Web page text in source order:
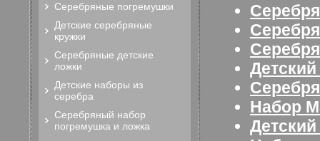
Набор
Серебряные погремушки
Детские серебряные
кружки
Серебряные детские
ложки
Детские наборы из
серебра
Серебряный набор
погремушка и ложка